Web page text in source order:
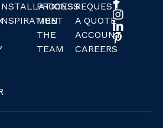
PROCESS
MEET
THE
TEAM
REQUEST
A QUOTE
ACCOUNT
CAREERS